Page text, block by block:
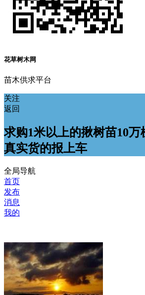
花草树木网
苗木供求平台
关注
返回
求购1米以上的揪树苗10
真实货的报上车
全局导航
首页
发布
消息
我的